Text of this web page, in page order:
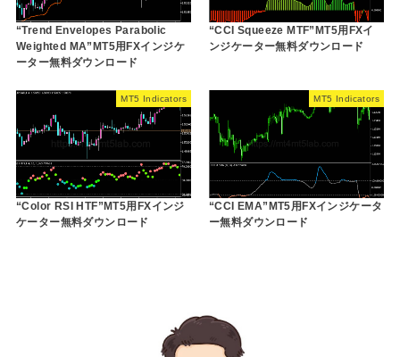
“Trend Envelopes Parabolic
Weighted MA”MT5用FXインジケ
ーター無料ダウンロード
“CCI Squeeze MTF”MT5用FXイ
ンジケーター無料ダウンロード
MT5 Indicators
“Color RSI HTF”MT5用FXインジ
ケーター無料ダウンロード
MT5 Indicators
“CCI EMA”MT5用FXインジケータ
ー無料ダウンロード